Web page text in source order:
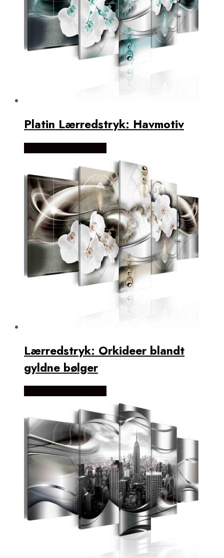
Platin Lærredstryk: Havmotiv
Lærredstryk: Orkideer blandt
gyldne bølger